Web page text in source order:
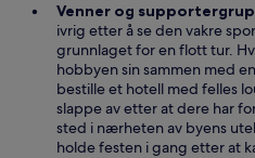
Venner og
ivrig etter å se den vakre
grunnlaget for en flott tur.
hobbyen sin sammen med
bestille et hotell med felles
slappe av etter at dere har
sted i nærheten av byens
holde festen i gang etter at